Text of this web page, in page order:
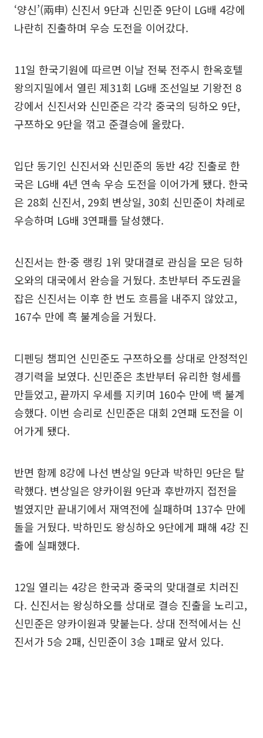
‘양신’(兩申) 신진서 9단과 신민준 9단이 LG배 4강에
나란히 진출하며 우승 도전을 이어갔다.
11일 한국기원에 따르면 이날 전북 전주시 한옥호텔
왕의지밀에서 열린 제31회 LG배 조선일보 기왕전 8
강에서 신진서와 신민준은 각각 중국의 딩하오 9단,
구쯔하오 9단을 꺾고 준결승에 올랐다.
입단 동기인 신진서와 신민준의 동반 4강 진출로 한
국은 LG배 4년 연속 우승 도전을 이어가게 됐다. 한국
은 28회 신진서, 29회 변상일, 30회 신민준이 차례로
우승하며 LG배 3연패를 달성했다.
신진서는 한·중 랭킹 1위 맞대결로 관심을 모은 딩하
오와의 대국에서 완승을 거뒀다. 초반부터 주도권을
잡은 신진서는 이후 한 번도 흐름을 내주지 않았고,
167수 만에 흑 불계승을 거뒀다.
디펜딩 챔피언 신민준도 구쯔하오를 상대로 안정적인
경기력을 보였다. 신민준은 초반부터 유리한 형세를
만들었고, 끝까지 우세를 지키며 160수 만에 백 불계
승했다. 이번 승리로 신민준은 대회 2연패 도전을 이
어가게 됐다.
반면 함께 8강에 나선 변상일 9단과 박하민 9단은 탈
락했다. 변상일은 양카이원 9단과 후반까지 접전을
벌였지만 끝내기에서 재역전에 실패하며 137수 만에
돌을 거뒀다. 박하민도 왕싱하오 9단에게 패해 4강 진
출에 실패했다.
12일 열리는 4강은 한국과 중국의 맞대결로 치러진
다. 신진서는 왕싱하오를 상대로 결승 진출을 노리고,
신민준은 양카이원과 맞붙는다. 상대 전적에서는 신
진서가 5승 2패, 신민준이 3승 1패로 앞서 있다.